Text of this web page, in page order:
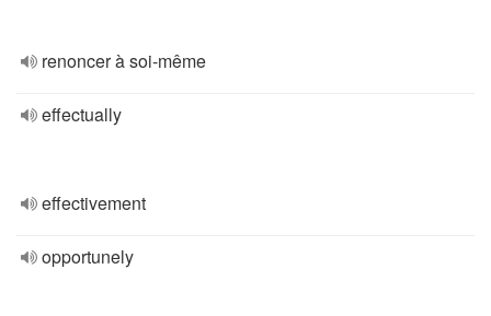
renoncer à soi-même
effectually
effectivement
opportunely